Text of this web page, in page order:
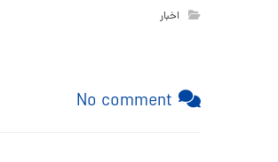
اخبار
No comment